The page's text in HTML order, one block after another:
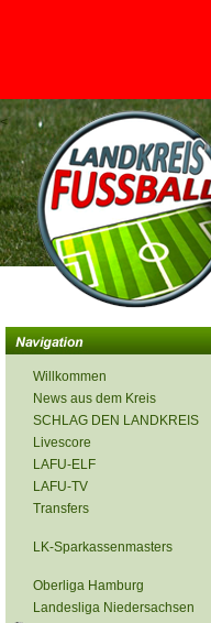
<
Willkommen
News aus dem Kreis
SCHLAG DEN LANDKREIS
Livescore
LAFU-ELF
LAFU-TV
Transfers
LK-Sparkassenmasters
Oberliga Hamburg
Landesliga Niedersachsen